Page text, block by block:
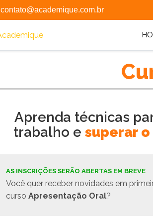
contato@academique.com.br
Aprenda técnicas
trabalho e superar
AS INSCRIÇÕES SERÃO ABERTAS EM BREVE
Você quer receber novidades em
curso Apresentação Oral?